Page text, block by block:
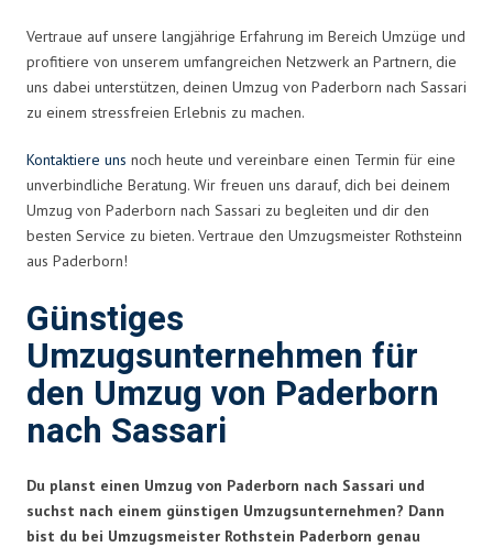
Vertraue auf unsere langjährige Erfahrung im Bereich Umzüge und
profitiere von unserem umfangreichen Netzwerk an Partnern, die
uns dabei unterstützen, deinen Umzug von Paderborn nach Sassari
zu einem stressfreien Erlebnis zu machen.
Kontaktiere uns noch heute und vereinbare einen Termin für eine
unverbindliche Beratung. Wir freuen uns darauf, dich bei deinem
Umzug von Paderborn nach Sassari zu begleiten und dir den
besten Service zu bieten. Vertraue den Umzugsmeister Rothsteinn
aus Paderborn!
Günstiges
Umzugsunternehmen für
den Umzug von Paderborn
nach Sassari
Du planst einen Umzug von Paderborn nach Sassari und
suchst nach einem günstigen Umzugsunternehmen? Dann
bist du bei Umzugsmeister Rothstein Paderborn genau